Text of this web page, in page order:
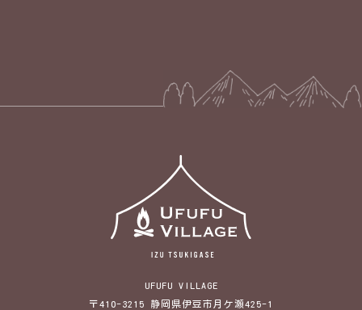
UFUFU VILLAGE
〒410-3215 静岡県伊豆市月ケ瀬425-1